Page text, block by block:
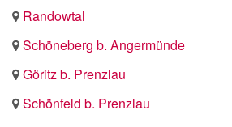
Randowtal
Schöneberg b. Angermünde
Göritz b. Prenzlau
Schönfeld b. Prenzlau